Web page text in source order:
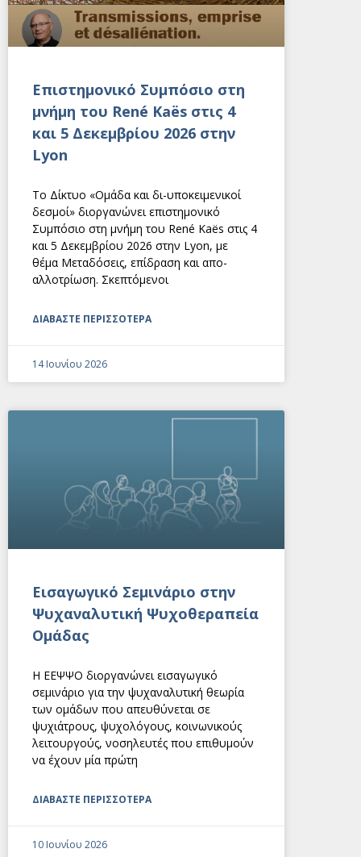
Eπιστημονικό Συμπόσιο στη
μνήμη του René Kaës στις 4
και 5 Δεκεμβρίου 2026 στην
Lyon
Το Δίκτυο «Ομάδα και δι-υποκειμενικοί
δεσμοί» διοργανώνει επιστημονικό
Συμπόσιο στη μνήμη του René Kaës στις 4
και 5 Δεκεμβρίου 2026 στην Lyon, με
θέμα Μεταδόσεις, επίδραση και απο-
αλλοτρίωση. Σκεπτόμενοι
ΔΙΑΒΑΣΤΕ ΠΕΡΙΣΣΟΤΕΡΑ
14 Ιουνίου 2026
Εισαγωγικό Σεμινάριο στην
Ψυχαναλυτική Ψυχοθεραπεία
Ομάδας
Η ΕΕΨΨΟ διοργανώνει εισαγωγικό
σεμινάριο για την ψυχαναλυτική θεωρία
των ομάδων που απευθύνεται σε
ψυχιάτρους, ψυχολόγους, κοινωνικούς
λειτουργούς, νοσηλευτές που επιθυμούν
να έχουν μία πρώτη
ΔΙΑΒΑΣΤΕ ΠΕΡΙΣΣΟΤΕΡΑ
10 Ιουνίου 2026